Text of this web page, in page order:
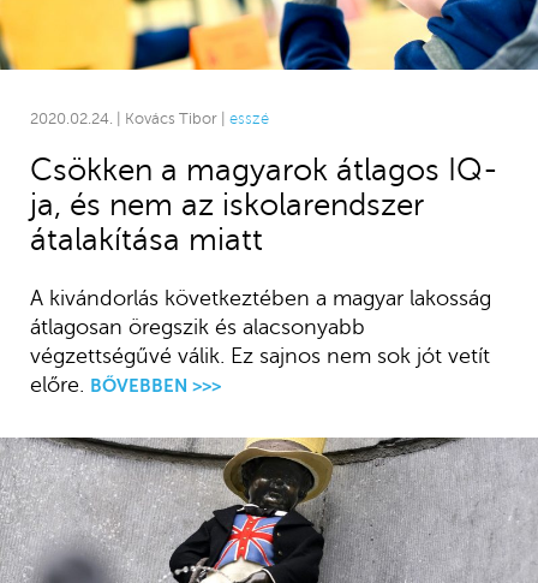
2020.02.24. | Kovács Tibor | esszé
Csökken a magyarok átlagos IQ-
ja, és nem az iskolarendszer
átalakítása miatt
A kivándorlás következtében a magyar lakosság
átlagosan öregszik és alacsonyabb
végzettségűvé válik. Ez sajnos nem sok jót vetít
előre.
BŐVEBBEN >>>